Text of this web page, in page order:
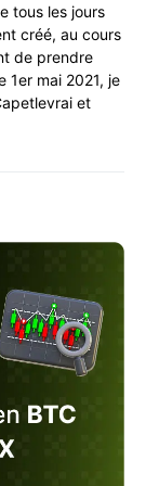
tous les jours
créé, au cours
de prendre
1er mai 2021, je
et